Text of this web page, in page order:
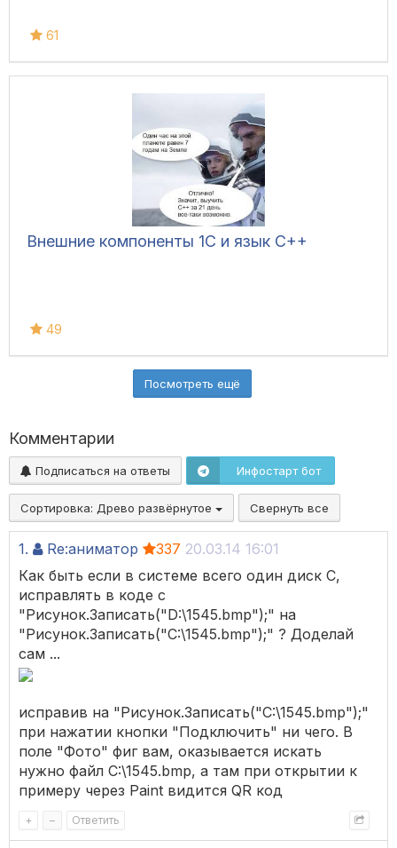
61
Внешние компоненты 1С и язык C++
49
Посмотреть ещё
Комментарии
Подписаться на ответы Инфостарт бот
Сортировка: Древо развёрнутое Свернуть все
1. Re:аниматор 337 20.03.14 16:01
Как быть если в системе всего один диск C,
исправлять в коде с
"Рисунок.Записать("D:\1545.bmp");" на
"Рисунок.Записать("C:\1545.bmp");" ? Доделай
сам ...
исправив на "Рисунок.Записать("C:\1545.bmp");"
при нажатии кнопки "Подключить" ни чего. В
поле "Фото" фиг вам, оказывается искать
нужно файл C:\1545.bmp, а там при открытии к
примеру через Paint видится QR код
+ – Ответить